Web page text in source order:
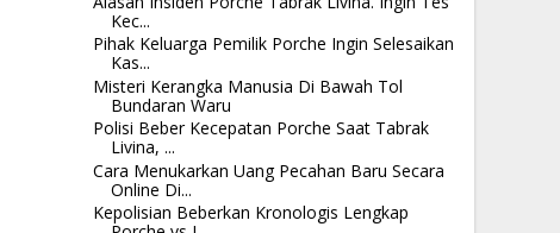
Kec...
Pihak Keluarga Pemilik Porche Ingin Selesaikan
Kas...
Misteri Kerangka Manusia Di Bawah Tol
Bundaran Waru
Polisi Beber Kecepatan Porche Saat Tabrak
Livina, ...
Cara Menukarkan Uang Pecahan Baru Secara
Online Di...
Kepolisian Beberkan Kronologis Lengkap